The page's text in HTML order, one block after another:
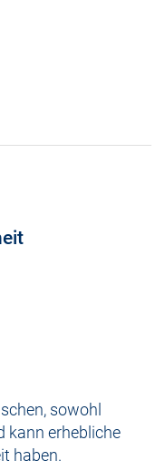
sowohl
kann erhebliche
haben.